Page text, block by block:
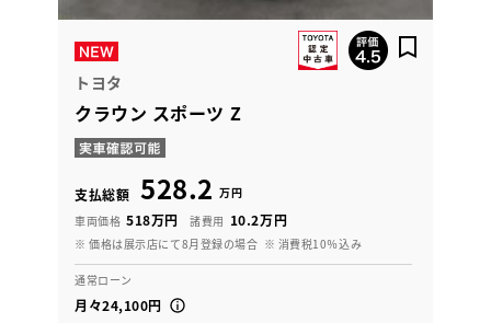
トヨタ
クラウン スポーツ Z
支払総額 528.2 万円
車両価格 518万円 諸費用 10.2万円
※ 価格は展示店にて8月登録の場合 ※ 消費税10％込み
通常ローン
月々24,100円